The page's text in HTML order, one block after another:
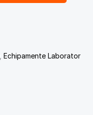
,Echipamente Laborator